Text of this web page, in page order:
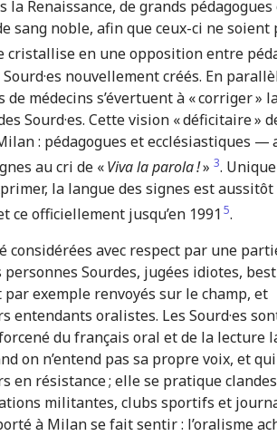
Renaissance, de grands
sang noble, afin que ceux-ci ne soient
cristallise en une opposition entre
nouvellement créés. En
médecins s’évertuent à « corriger »
Sourd·es. Cette vision « déficitaire »
: pédagogues et ecclésiastiques —
au cri de «Viva la parola !» 3.
la langue des signes est
ce officiellement jusqu’en 1991 5.
avec respect par une
Sourdes, jugées idiotes,
exemple renvoyés sur le champ, et
oralistes. Les Sourd·es
du français oral et de la lecture
on n’entend pas sa propre voix, et
en résistance ; elle se pratique
militantes, clubs sportifs et
à Milan se fait sentir : l’oralisme